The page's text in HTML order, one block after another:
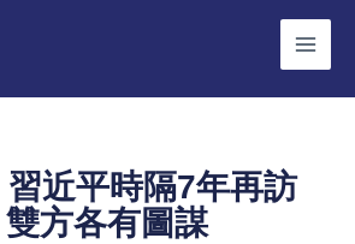
習近平時隔7年再訪
方各有圖謀